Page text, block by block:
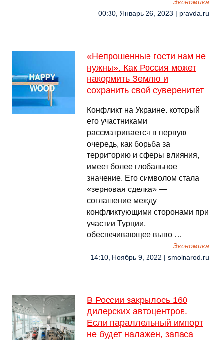
Экономика
00:30, Январь 26, 2023 | pravda.ru
«Непрошенные гости нам не
нужны». Как Россия может
накормить Землю и
сохранить свой суверенитет
Конфликт на Украине, который
его участниками
рассматривается в первую
очередь, как борьба за
территорию и сферы влияния,
имеет более глобальное
значение. Его символом стала
«зерновая сделка» —
соглашение между
конфликтующими сторонами при
участии Турции,
обеспечивающее выво …
Экономика
14:10, Ноябрь 9, 2022 | smolnarod.ru
В России закрылось 160
дилерских автоцентров.
Если параллельный импорт
не будет налажен, запаса